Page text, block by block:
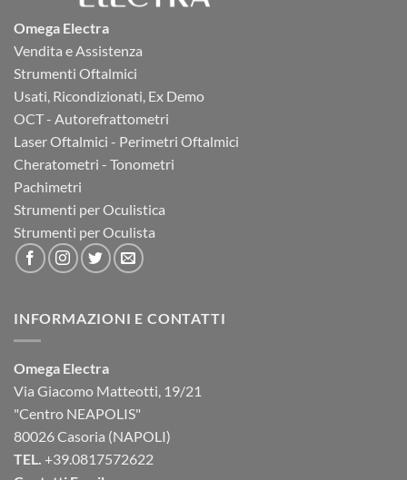
Omega Electra
Vendita e Assistenza
Strumenti Oftalmici
Usati, Ricondizionati, Ex Demo
OCT - Autorefrattometri
Laser Oftalmici - Perimetri Oftalmici
Cheratometri - Tonometri
Pachimetri
Strumenti per Oculistica
Strumenti per Oculista
INFORMAZIONI E CONTATTI
Omega Electra
Via Giacomo Matteotti, 19/21
"Centro NEAPOLIS"
80026 Casoria (NAPOLI)
TEL. +39.0817572622